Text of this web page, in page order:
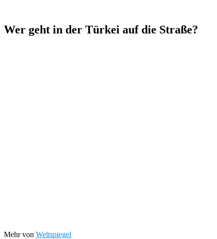
Wer geht in der Türkei auf die Straße?
Mehr von Weltspiegel